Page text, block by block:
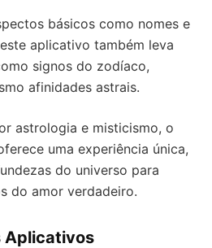
básicos como nomes e
aplicativo também leva
signos do zodíaco,
afinidades astrais.
astrologia e misticismo, o
uma experiência única,
do universo para
do amor verdadeiro.
Aplicativos